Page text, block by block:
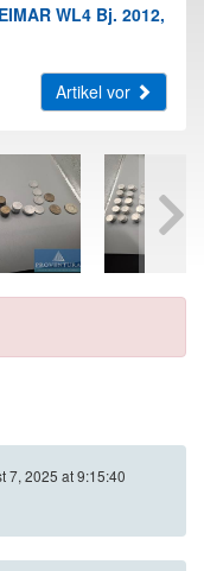
WL4 Bj. 2012,
Artikel vor
7, 2025 at 9:15:40